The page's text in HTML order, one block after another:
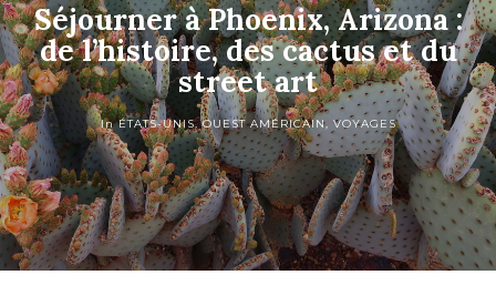
Séjourner à Phoenix, Arizona :
de l’histoire, des cactus et du
street art
InÉTATS-UNIS,OUEST AMÉRICAIN, VOYAGES